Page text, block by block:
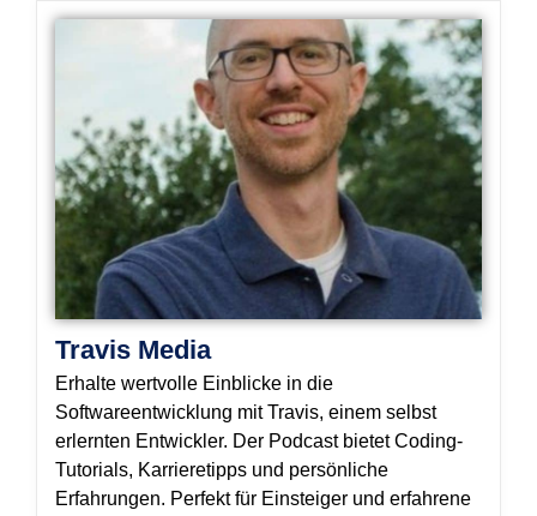
Travis Media
Erhalte wertvolle Einblicke in die
Softwareentwicklung mit Travis, einem selbst
erlernten Entwickler. Der Podcast bietet Coding-
Tutorials, Karrieretipps und persönliche
Erfahrungen. Perfekt für Einsteiger und erfahrene